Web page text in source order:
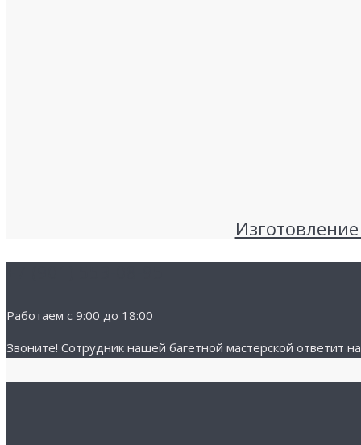
Работаем с 9:00 до 18:00
Звоните! Cотрудник нашей багетной мастерской ответит